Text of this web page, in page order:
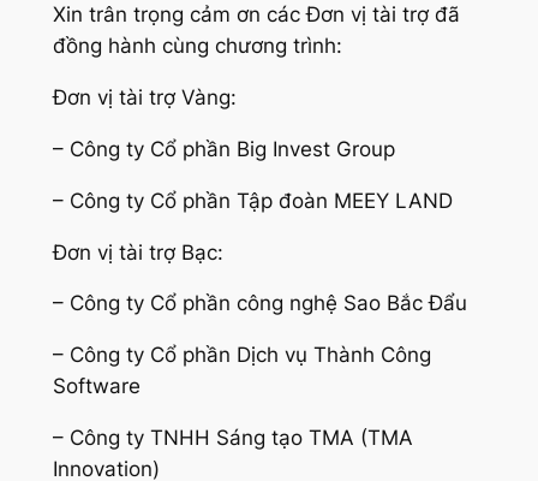
Xin trân trọng cảm ơn các Đơn vị tài trợ đã
đồng hành cùng chương trình:
Đơn vị tài trợ Vàng:
– Công ty Cổ phần Big Invest Group
– Công ty Cổ phần Tập đoàn MEEY LAND
Đơn vị tài trợ Bạc:
– Công ty Cổ phần công nghệ Sao Bắc Đẩu
– Công ty Cổ phần Dịch vụ Thành Công
Software
– Công ty TNHH Sáng tạo TMA (TMA
Innovation)